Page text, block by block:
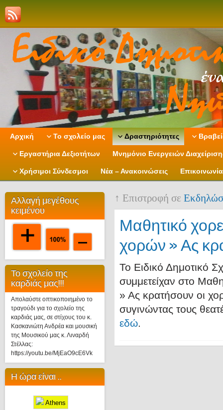
Αρχική Το σχολείο μας Δραστηριότητες
Εργαστήρια Δεξιοτήτων Μνημόνιο Ενεργειών
Χρήσιμοι Σύνδεσμοι Νέα – Ανακοινώσεις Επικοινωνία
Αλλαγή μεγέθους
κειμένου
Το σχολείο της
καρδιάς μας!!!
Απολαύστε οπτικοποιημένο το
τραγούδι για το σχολείο της
καρδιάς μας, σε στίχους του κ.
Κασκανιώτη Ανδρέα και μουσική
της Μουσικού μας κ. Λιναρδή
Στέλλας:
https://youtu.be/MjEaO9cE6Vk
Η ώρα είναι ..
Athens
↑ Επιστροφή σε
Μαθητικό
χορών » Ας
Το Ειδικό Δημοτικό
συμμετείχαν στο
» Ας κρατήσουν οι
συγινώντας τους
εδώ.